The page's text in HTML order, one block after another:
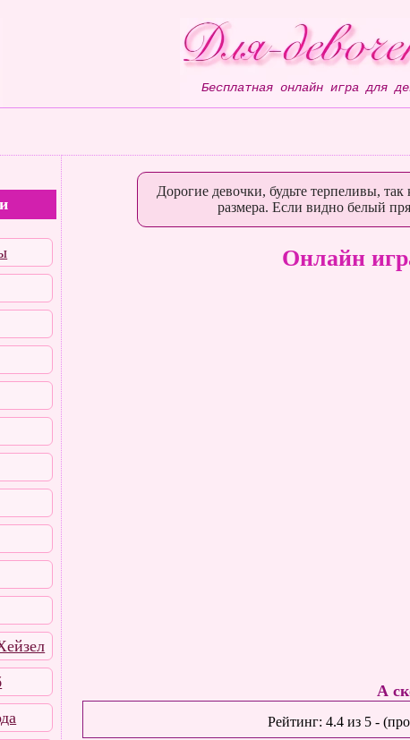
Бесплатная онлайн игра для
Дорогие девочки, будьте терпеливы,
размера. Если видно белый
Онлайн
А
Рейтинг:4.4 из 5 -